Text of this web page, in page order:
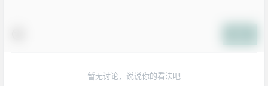
暂无讨论，说说你的看法吧